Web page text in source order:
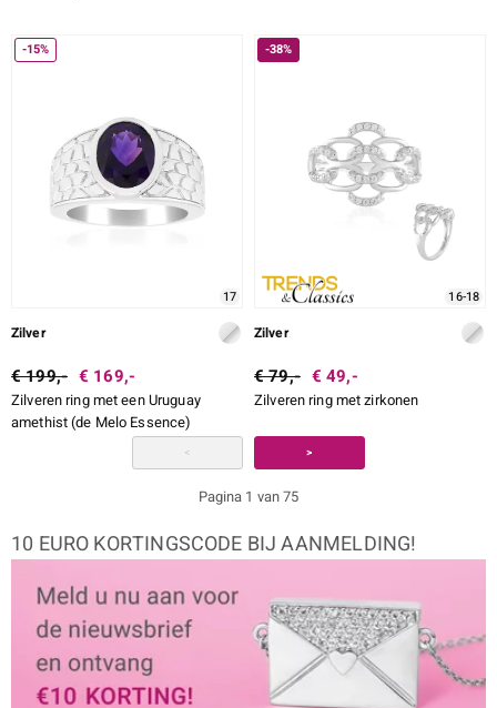
-15%
17
Zilver
€ 199,- € 169,-
Zilveren ring met een Uruguay
amethist (de Melo Essence)
-38%
16-18
Zilver
€ 79,- € 49,-
Zilveren ring met zirkonen
< >
Pagina 1 van 75
10 EURO KORTINGSCODE BIJ AANMELDING!